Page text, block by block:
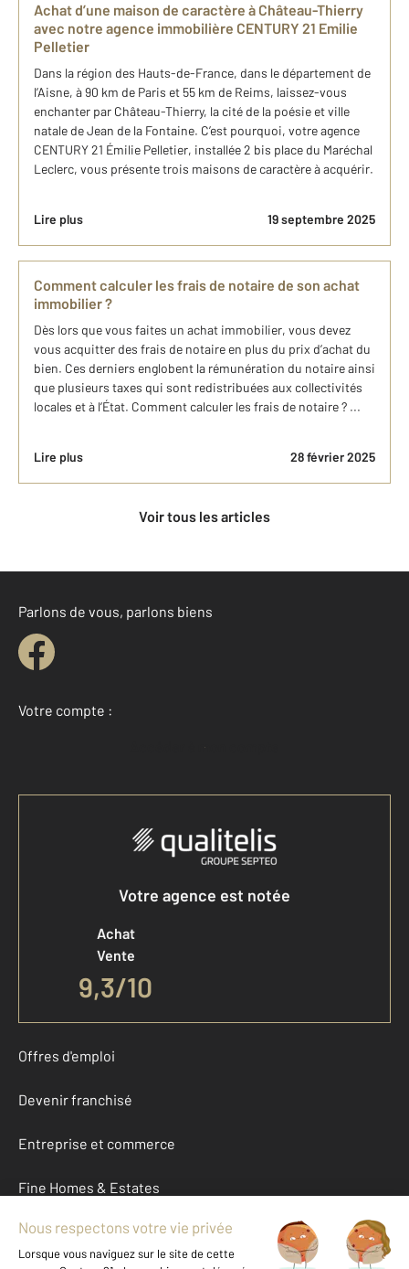
Achat d’une maison de caractère à Château-Thierry
avec notre agence immobilière CENTURY 21 Emilie
Pelletier
Dans la région des Hauts-de-France, dans le département de
l’Aisne, à 90 km de Paris et 55 km de Reims, laissez-vous
enchanter par Château-Thierry, la cité de la poésie et ville
natale de Jean de la Fontaine. C’est pourquoi, votre agence
CENTURY 21 Émilie Pelletier, installée 2 bis place du Maréchal
Leclerc, vous présente trois maisons de caractère à acquérir.
Lire plus 19 septembre 2025
Comment calculer les frais de notaire de son achat
immobilier ?
Dès lors que vous faites un achat immobilier, vous devez
vous acquitter des frais de notaire en plus du prix d’achat du
bien. Ces derniers englobent la rémunération du notaire ainsi
que plusieurs taxes qui sont redistribuées aux collectivités
locales et à l’État. Comment calculer les frais de notaire ? ...
Lire plus 28 février 2025
Voir tous les articles
Parlons de vous, parlons biens
Votre compte :
Accéder à mon compte
Votre agence est notée
Achat
Vente
9,3/10
Offres d'emploi
Devenir franchisé
Entreprise et commerce
Fine Homes & Estates
À propos